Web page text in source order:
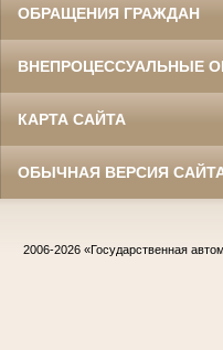
ОБРАЩЕНИЯ ГРАЖДАН
ВНЕПРОЦЕССУАЛЬНЫЕ
КАРТА САЙТА
ОБЫЧНАЯ ВЕРСИЯ
2006-2026 «Государственная